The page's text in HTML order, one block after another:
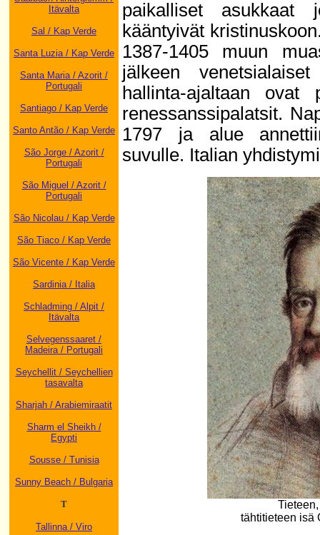
Itävalta
Sal / Kap Verde
Santa Luzia / Kap Verde
Santa Maria / Azorit /
Portugali
Santiago / Kap Verde
Santo Antão / Kap Verde
São Jorge / Azorit /
Portugali
São Miguel / Azorit /
Portugali
São Nicolau / Kap Verde
São Tiaco / Kap Verde
São Vicente / Kap Verde
Sardinia / Italia
Schladming / Alpit /
Itävalta
Selvegenssaaret /
Madeira / Portugali
Seychellit / Seychellien
tasavalta
Sharjah / Arabiemiraatit
Sharm el Sheikh /
Egypti
Sousse / Tunisia
Sunny Beach / Bulgaria
T
Tallinna / Viro
paikalliset asukkaat
kääntyivät
1387-1405 muun
jälkeen
hallinta-ajaltaan
renessanssipalatsit.
1797 ja alue
suvulle. Italian
tähtitieteen isä